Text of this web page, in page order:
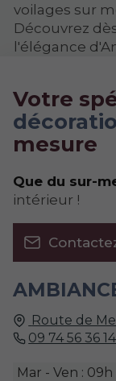
voilages sur
Découvrez
l'élégance
Route de
09 74 56 36 14
Mar - Ven : 09h
Votre
mesure
Que du sur-
intérieur !